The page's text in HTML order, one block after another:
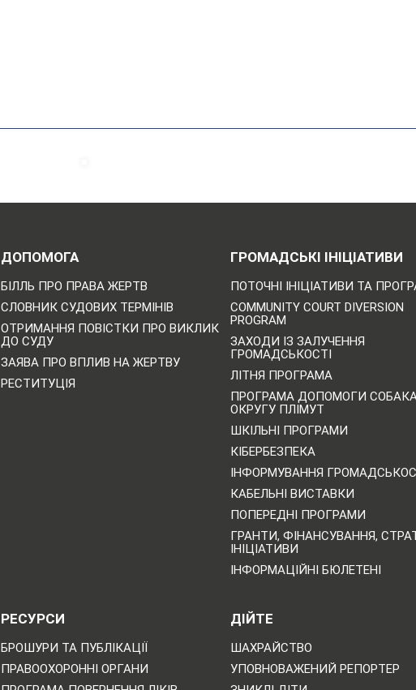
ДОПОМОГА
БІЛЛЬ ПРО ПРАВА ЖЕРТВ
СЛОВНИК СУДОВИХ ТЕРМІНІВ
ОТРИМАННЯ ПОВІСТКИ ПРО ВИКЛИК
ДО СУДУ
ЗАЯВА ПРО ВПЛИВ НА ЖЕРТВУ
РЕСТИТУЦІЯ
ГРОМАДСЬКІ ІНІЦІАТИВИ
ПОТОЧНІ ІНІЦІАТИВИ ТА
COMMUNITY COURT DIVERSION
PROGRAM
ЗАХОДИ ІЗ ЗАЛУЧЕННЯ
ГРОМАДСЬКОСТІ
ЛІТНЯ ПРОГРАМА
ПРОГРАМА ДОПОМОГИ
ОКРУГУ ПЛІМУТ
ШКІЛЬНІ ПРОГРАМИ
КІБЕРБЕЗПЕКА
ІНФОРМУВАННЯ
КАБЕЛЬНІ ВИСТАВКИ
ПОПЕРЕДНІ ПРОГРАМИ
ГРАНТИ, ФІНАНСУВАННЯ,
ІНІЦІАТИВИ
ІНФОРМАЦІЙНІ БЮЛЕТЕНІ
РЕСУРСИ
БРОШУРИ ТА ПУБЛІКАЦІЇ
ПРАВООХОРОННІ ОРГАНИ
ДІЙТЕ
ШАХРАЙСТВО
УПОВНОВАЖЕНИЙ РЕПОРТЕР